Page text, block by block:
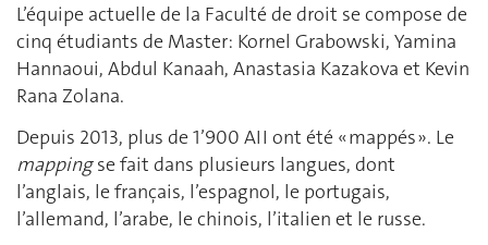
L’équipe actuelle de la Faculté de droit se compose de
cinq étudiants de Master: Kornel Grabowski, Yamina
Hannaoui, Abdul Kanaah, Anastasia Kazakova et Kevin
Rana Zolana.
Depuis 2013, plus de 1’900 AII ont été « mappés ». Le
mappingse fait dans plusieurs langues, dont
l’anglais, le français, l’espagnol, le portugais,
l’allemand, l’arabe, le chinois, l’italien et le russe.